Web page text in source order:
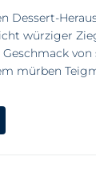
Dessert-
würziger
mürben